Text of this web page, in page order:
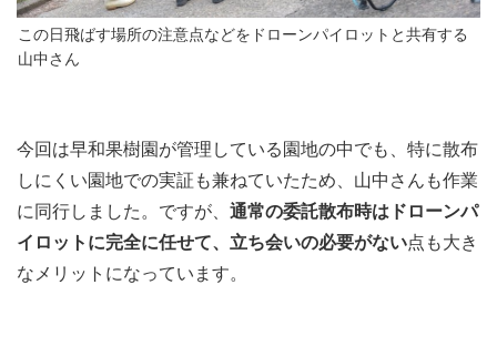
この日飛ばす場所の注意点などをドローンパイロットと共有する
山中さん
今回は早和果樹園が管理している園地の中でも、特に散布
しにくい園地での実証も兼ねていたため、山中さんも作業
に同行しました。ですが、 通常の委託散布時はドローンパ
イロットに完全に任せて、立ち会いの必要がない点も大き
なメリットになっています。